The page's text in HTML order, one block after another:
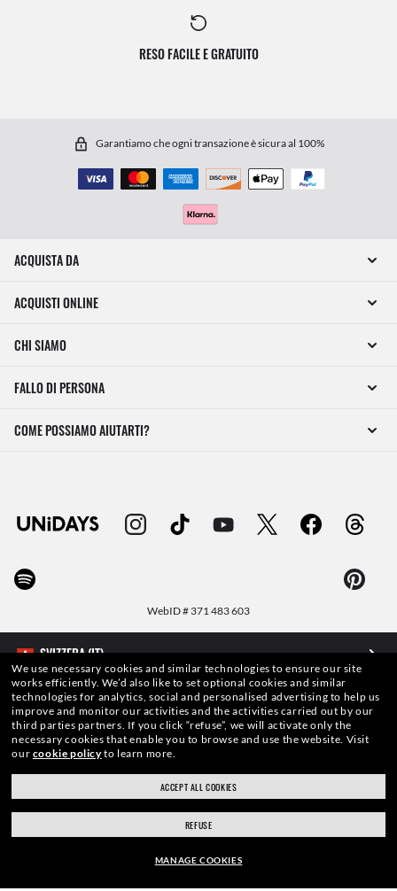
RESO FACILE E GRATUITO
Garantiamo che ogni transazione è sicura al 100%
ACQUISTA DA
ACQUISTI ONLINE
CHI SIAMO
FALLO DI PERSONA
COME POSSIAMO AIUTARTI?
WebID # 371 483 603
AVVERTENZE E INFORMAZIONI DI SICUREZZA SUI PRODOTTI
INFORMATIVA SULLA PROTEZIONE DEI DATI PERSONALI
We use necessary cookies and similar technologies to ensure our site
works efficiently. We’d also like to set optional cookies and similar
technologies for analytics, social and personalised advertising to help us
improve and monitor our activities and the activities carried out by our
third parties partners. If you click “refuse”, we will activate only the
necessary cookies that enable you to browse and use the website. Visit
our cookie policyto learn more.
ACCEPT ALL COOKIES
REFUSE
MANAGE COOKIES